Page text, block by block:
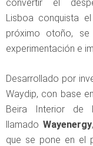
convertir el
Lisboa conquista
próximo otoño,
experimentación e
Desarrollado por
Waydip, con base
Beira Interior de
llamado Wayenergy
que se pone en el